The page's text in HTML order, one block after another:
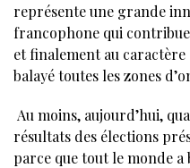
représente une grande
francophone qui
et finalement au caractère
balayé toutes les zones
Au moins, aujourd’hui,
résultats des élections
parce que tout le monde